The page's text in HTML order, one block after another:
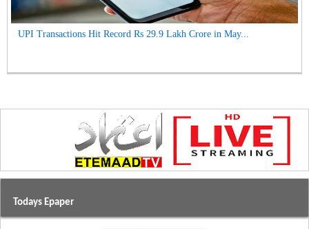
UPI Transactions Hit Record Rs 29.9 Lakh Crore in May...
Todays Epaper